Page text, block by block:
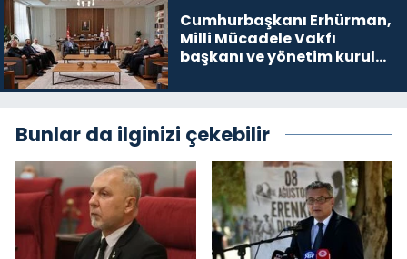
Cumhurbaşkanı Erhürman,
Milli Mücadele Vakfı
başkanı ve yönetim kurulu
Bunlar da ilginizi çekebilir